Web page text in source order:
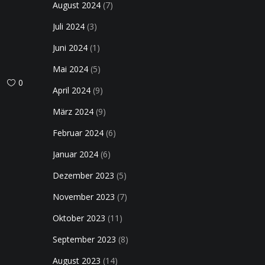
0
August 2024(7)
Juli 2024(3)
Juni 2024(1)
Mai 2024(5)
April 2024(9)
März 2024(9)
Februar 2024(6)
Januar 2024(6)
Dezember 2023 (5)
November 2023 (7)
Oktober 2023 (11)
September 2023 (8)
August 2023 (14)